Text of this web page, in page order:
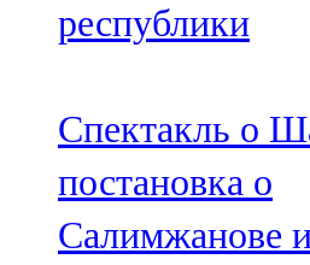
республики
Спектакль о
постановка о
Салимжанове